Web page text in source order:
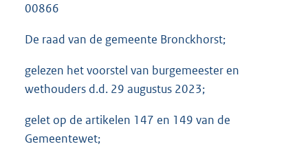
00866
De raad van de gemeente Bronckhorst;
gelezen het voorstel van burgemeester en
wethouders d.d. 29 augustus 2023;
gelet op de artikelen 147 en 149 van de
Gemeentewet;